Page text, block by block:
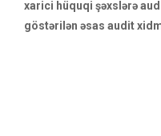
xarici hüquqi şəxslərə
göstərilən əsas audit